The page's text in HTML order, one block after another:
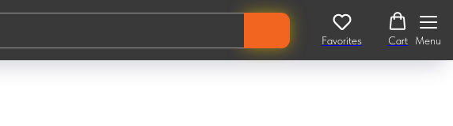
Favorites Cart Menu